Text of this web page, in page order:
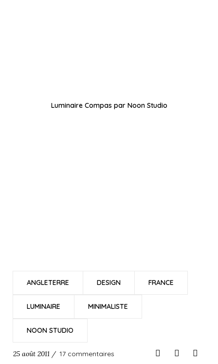
Luminaire Compas par Noon Studio
ANGLETERRE DESIGN FRANCE
LUMINAIRE MINIMALISTE
NOON STUDIO
25 août 2011 / 17 commentaires